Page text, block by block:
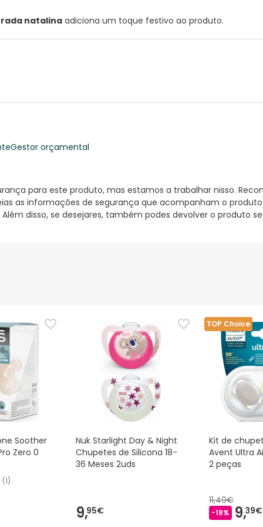
natalina adiciona um toque festivo ao produto.
Gestor orçamental
para este produto, mas estamos a trabalhar nisso.
as informações de segurança que acompanham o
disso, se desejares, também podes devolver o produto
Soother
Zero 0
(1)
Nuk Starlight Day & Night
Chupetes de Silicona 18-
36 Meses 2uds
9,95€
TOP Choice
Kit de
Avent Ultra
2 peças
11,49€
-18% 9,39€